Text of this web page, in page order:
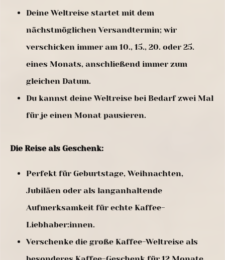
Deine Weltreise startet mit dem
nächstmöglichen Versandtermin; wir
verschicken immer am 10., 15., 20. oder 25.
eines Monats, anschließend immer zum
gleichen Datum.
Du kannst deine Weltreise bei Bedarf zwei Mal
für je einen Monat pausieren.
Die Reise als Geschenk:
Perfekt für Geburtstage, Weihnachten,
Jubiläen oder als langanhaltende
Aufmerksamkeit für echte Kaffee-
Liebhaber:innen.
Verschenke die große Kaffee-Weltreise als